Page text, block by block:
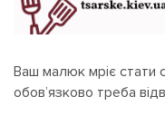
Ваш малюк мріє стати
обов’язково треба